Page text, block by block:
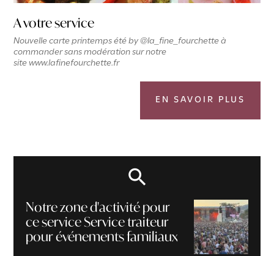
A votre service
Nouvelle carte printemps été by @la_fine_fourchette à
commander sans modération sur notre
site www.lafinefourchette.fr
EN SAVOIR PLUS
Notre zone d'activité pour
ce service Service traiteur
pour événements familiaux